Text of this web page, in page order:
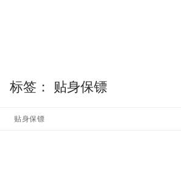
标签： 贴身保镖
贴身保镖